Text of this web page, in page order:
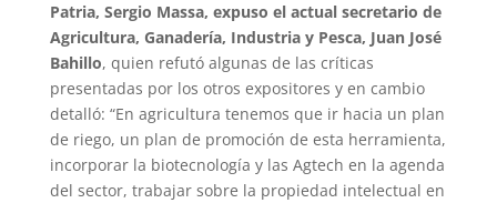
Patria, Sergio Massa, expuso el actual secretario de
Agricultura, Ganadería, Industria y Pesca, Juan José
Bahillo, quien refutó algunas de las críticas
presentadas por los otros expositores y en cambio
detalló: “En agricultura tenemos que ir hacia un plan
de riego, un plan de promoción de esta herramienta,
incorporar la biotecnología y las Agtech en la agenda
del sector, trabajar sobre la propiedad intelectual en